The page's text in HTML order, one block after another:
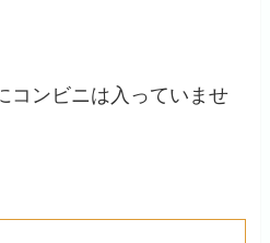
コンビニは入っていませ